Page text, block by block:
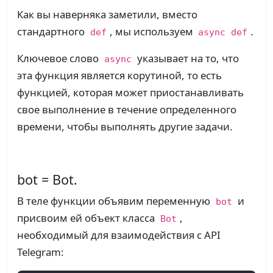
Как вы наверняка заметили, вместо
стандартного def , мы используем async def .
Ключевое слово async указывает на то, что
эта функция является корутиной, то есть
функцией, которая может приостанавливать
свое выполнение в течение определенного
времени, чтобы выполнять другие задачи.
bot = Bot.
В теле функции объявим переменную bot
и
присвоим ей объект класса
Bot ,
необходимый для взаимодействия с API
Telegram: